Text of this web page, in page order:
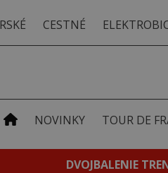
CESTNÉ
NOVINKY TOUR DE
DVOJBALENIE